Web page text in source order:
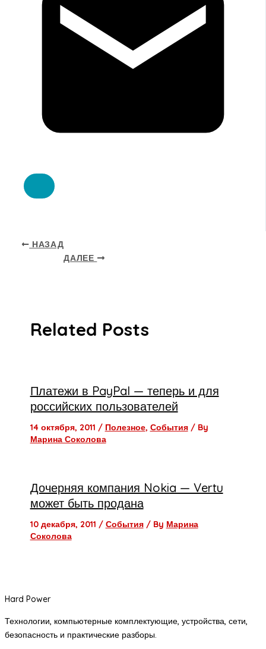
НАЗАД
ДАЛЕЕ
Related Posts
Платежи в PayPal — теперь и для
российских пользователей
14 октября, 2011 / Полезное, События/ By
Марина Соколова
Дочерняя компания Nokia — Vertu
может быть продана
10 декабря, 2011 / События/ By Марина
Соколова
Hard Power
Технологии, компьютерные комплектующие, устройства, сети,
безопасность и практические разборы.